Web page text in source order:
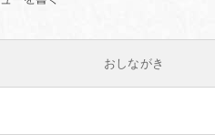
おしながき